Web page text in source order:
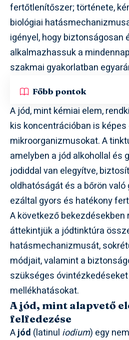
fertőtlenítőszer; története,
biológiai
igényel, hogy biztonságosan
alkalmazhassuk a
szakmai gyakorlatban
Főbb pontok
A jód, mint kémiai elem,
kis koncentrációban is
mikroorganizmusokat. A
amelyben a jód alkohollal és
jodiddal van elegyítve,
oldhatóságát és a bőrön
ezáltal gyors és hatékony
A következő bekezdésekben
áttekintjük a jódtinktúra
hatásmechanizmusát,
módjait, valamint a
szükséges
mellékhatásokat.
A jód, mint alapvető
felfedezése
Ajód (latinul iodium) egy